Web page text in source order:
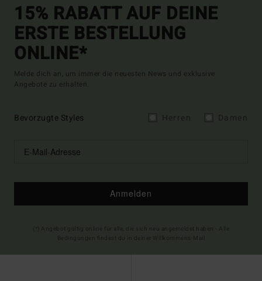
15% RABATT AUF DEINE
ERSTE BESTELLUNG
ONLINE*
Melde dich an, um immer die neuesten News und exklusive
Angebote zu erhalten.
Bevorzugte Styles
Anmelden